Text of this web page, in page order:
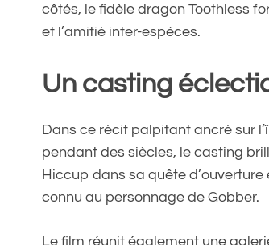
côtés, le fidèle dragon Toothless
et l’amitié inter-espèces.
Un casting
Dans ce récit palpitant ancré sur
pendant des siècles, le casting
Hiccup dans sa quête
connu au personnage de Gobber.
Le film réunit également une